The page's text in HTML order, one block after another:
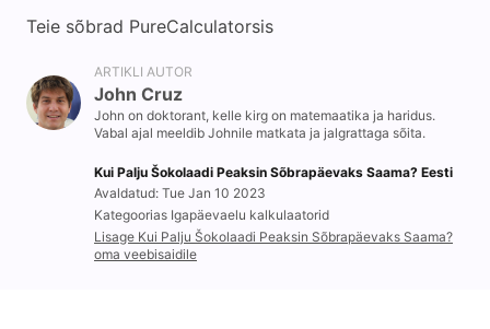
Teie sõbrad PureCalculatorsis
ARTIKLI AUTOR
John Cruz
John on doktorant, kelle kirg on matemaatika ja haridus.
Vabal ajal meeldib Johnile matkata ja jalgrattaga sõita.
Kui Palju Šokolaadi Peaksin Sõbrapäevaks Saama? Eesti
Avaldatud: Tue Jan 10 2023
Kategoorias Igapäevaelu kalkulaatorid
Lisage Kui Palju Šokolaadi Peaksin Sõbrapäevaks Saama?
oma veebisaidile